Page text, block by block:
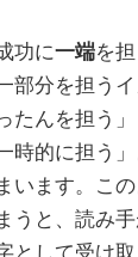
功に一端を
部分を担う
たんを担う」
時的に担う
います。こ
うと、読み手
として受け